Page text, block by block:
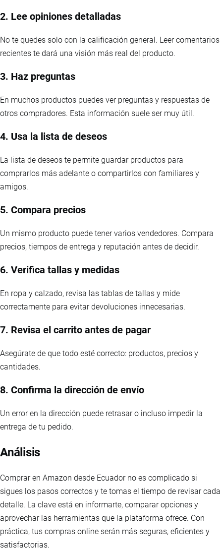
2. Lee opiniones detalladas
No te quedes solo con la calificación general. Leer comentarios
recientes te dará una visión más real del producto.
3. Haz preguntas
En muchos productos puedes ver preguntas y respuestas de
otros compradores. Esta información suele ser muy útil.
4. Usa la lista de deseos
La lista de deseos te permite guardar productos para
comprarlos más adelante o compartirlos con familiares y
amigos.
5. Compara precios
Un mismo producto puede tener varios vendedores. Compara
precios, tiempos de entrega y reputación antes de decidir.
6. Verifica tallas y medidas
En ropa y calzado, revisa las tablas de tallas y mide
correctamente para evitar devoluciones innecesarias.
7. Revisa el carrito antes de pagar
Asegúrate de que todo esté correcto: productos, precios y
cantidades.
8. Confirma la dirección de envío
Un error en la dirección puede retrasar o incluso impedir la
entrega de tu pedido.
Análisis
Comprar en Amazon desde Ecuador no es complicado si
sigues los pasos correctos y te tomas el tiempo de revisar cada
detalle. La clave está en informarte, comparar opciones y
aprovechar las herramientas que la plataforma ofrece. Con
práctica, tus compras online serán más seguras, eficientes y
satisfactorias.